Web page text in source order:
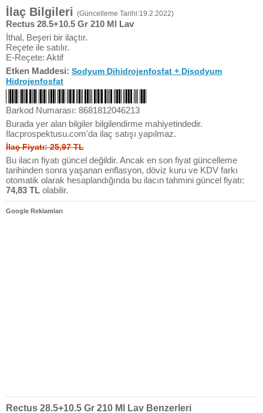
İlaç Bilgileri (Güncelleme Tarihi:19.2.2022)
Rectus 28.5+10.5 Gr 210 Ml Lav
İthal, Beşeri bir ilaçtır.
Reçete ile satılır.
E-Reçete: Aktif
Etken Maddesi: Sodyum Dihidrojenfosfat + Disodyum
Hidrojenfosfat
Barkod Numarası: 8681812046213
Burada yer alan bilgiler bilgilendirme mahiyetindedir.
Ilacprospektusu.com'da ilaç satışı yapılmaz.
İlaç Fiyatı: 25,97 TL
Bu ilacın fiyatı güncel değildir. Ancak en son fiyat güncelleme
tarihinden sonra yaşanan enflasyon, döviz kuru ve KDV farkı
otomatik olarak hesaplandığında bu ilacın tahmini güncel fiyatı:
74,83 TL olabilir.
Google Reklamları
Rectus 28.5+10.5 Gr 210 Ml Lav Benzerleri